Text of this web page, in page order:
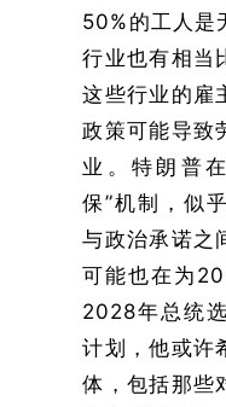
50%的工人是
行业也有相当
这些行业的雇
政策可能导致
业。特朗普
保”机制，似
与政治承诺之
可能也在为
2028年总统
计划，他或许
体，包括那些